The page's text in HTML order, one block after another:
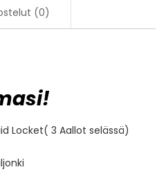
(0)
Locket( 3 Aallot selässä)